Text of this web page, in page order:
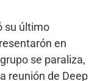
su último
en
se paraliza,
reunión de Deep